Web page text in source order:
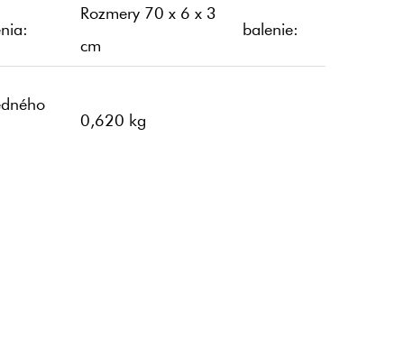
Rozmery 70 x 6 x 3
cm
balenie:
0,620 kg